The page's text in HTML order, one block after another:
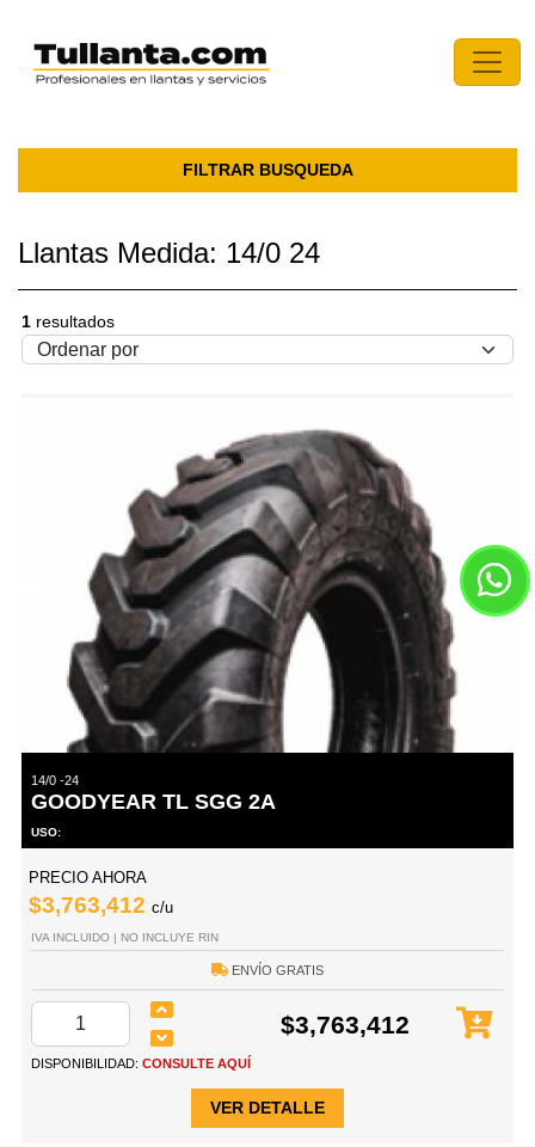
FILTRAR BUSQUEDA
Llantas Medida: 14/0 24
1 resultados
14/0 -24
GOODYEAR TL SGG 2A
USO:
PRECIO AHORA
$3,763,412 c/u
IVA INCLUIDO | NO INCLUYE RIN
ENVÍO GRATIS
$3,763,412
DISPONIBILIDAD: CONSULTE AQUÍ
VER DETALLE